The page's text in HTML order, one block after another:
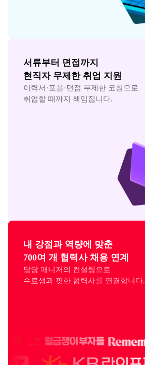
서류부터 면접까지
현직자 무제한 취업 지원
이력서·포폴·면접 무제한 코칭으로
취업할 때까지 책임집니다.
내 강점과 역량에 맞춘
700여 개 협력사 채용 연계
담당 매니저의 컨설팅으로
수료생과 핏한 협력사를 연결합니다.